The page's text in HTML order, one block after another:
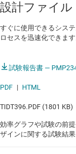
産業用
HVAC 大型商用
設計ファイル
すぐに使用できるシス
ロセスを迅速化できます
試験報告書 —
PDF | HTML
TIDT396.PDF (1801 KB)
効率グラフや試験の前
ザインに関する試験結果